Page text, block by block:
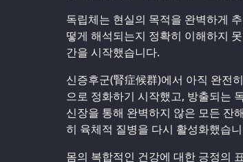
독립체는 현실의 목적을 완벽하게
떻게 해석되는지 정확히 이해하지
간을 시작했습니다.
신증후군(腎症候群)에서 아직 완전
으로 정화하기 시작했고, 방출되는
신장을 통해 완벽하지 않은 모든 잔
히 육체적 질병을 다시 활성화했습
몸의 복합적인 건강에 대한 긍정의